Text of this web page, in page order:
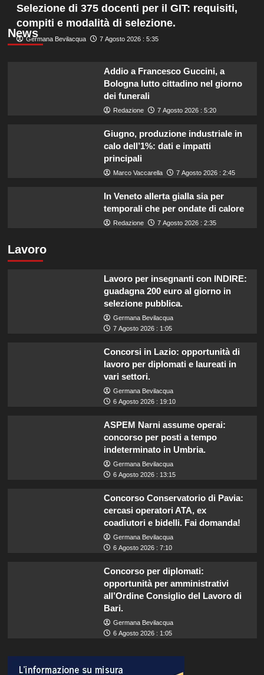
News
Selezione di 375 docenti per il GIT: requisiti,
compiti e modalità di selezione.
Germana Bevilacqua 7 Agosto 2026 : 5:35
Addio a Francesco Guccini, a
Bologna lutto cittadino nel giorno
dei funerali
Redazione 7 Agosto 2026 : 5:20
Giugno, produzione industriale in
calo dell’1%: dati e impatti
principali
Marco Vaccarella 7 Agosto 2026 : 2:45
In Veneto allerta gialla sia per
temporali che per ondate di calore
Redazione 7 Agosto 2026 : 2:35
Lavoro
Lavoro per insegnanti con INDIRE:
guadagna 200 euro al giorno in
selezione pubblica.
Germana Bevilacqua
7 Agosto 2026 : 1:05
Concorsi in Lazio: opportunità di
lavoro per diplomati e laureati in
vari settori.
Germana Bevilacqua
6 Agosto 2026 : 19:10
ASPEM Narni assume operai:
concorso per posti a tempo
indeterminato in Umbria.
Germana Bevilacqua
6 Agosto 2026 : 13:15
Concorso Conservatorio di Pavia:
cercasi operatori ATA, ex
coadiutori e bidelli. Fai domanda!
Germana Bevilacqua
6 Agosto 2026 : 7:10
Concorso per diplomati:
opportunità per amministrativi
all’Ordine Consiglio del Lavoro di
Bari.
Germana Bevilacqua
6 Agosto 2026 : 1:05